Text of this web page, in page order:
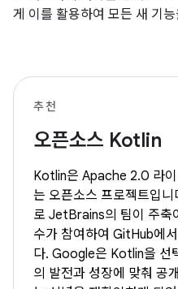
게 이를 활용하여 모든 새 기
추천
오픈소스 Kotlin
Kotlin은 Apache 2.0 라이
는 오픈소스 프로젝트입
로 JetBrains의 팀이 주축
수가 참여하여 GitHub에
다. Google은 Kotlin을 선
의 발전과 성장에 맞춰 공